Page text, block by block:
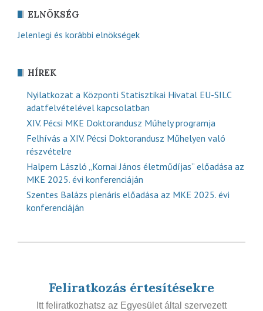
ELNÖKSÉG
Jelenlegi és korábbi elnökségek
HÍREK
Nyilatkozat a Központi Statisztikai Hivatal EU-SILC
adatfelvételével kapcsolatban
XIV. Pécsi MKE Doktorandusz Műhely programja
Felhívás a XIV. Pécsi Doktorandusz Műhelyen való
részvételre
Halpern László „Kornai János életműdíjas” előadása az
MKE 2025. évi konferenciáján
Szentes Balázs plenáris előadása az MKE 2025. évi
konferenciáján
Feliratkozás értesítésekre
Itt feliratkozhatsz az Egyesület által szervezett